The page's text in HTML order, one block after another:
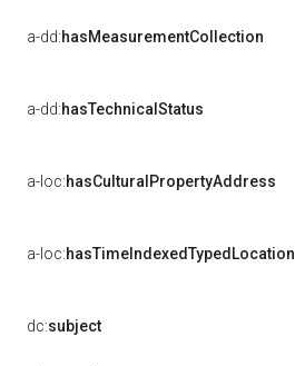
a-dd:hasMeasurementCollection
a-dd:hasTechnicalStatus
a-loc:hasCulturalPropertyAddress
a-loc:hasTimeIndexedTypedLocation
dc:subject